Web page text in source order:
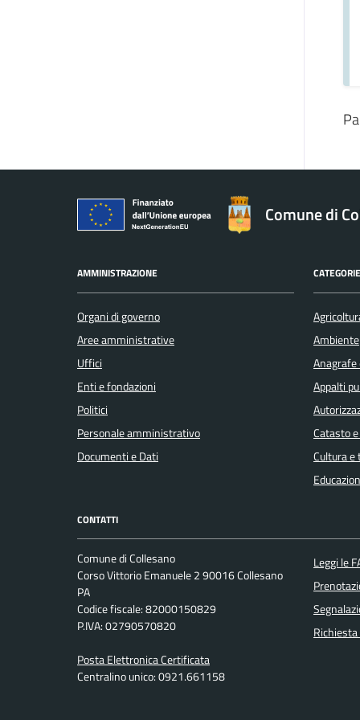
Comune di
AMMINISTRAZIONE
Organi di governo
Aree amministrative
Uffici
Enti e fondazioni
Politici
Personale amministrativo
Documenti e Dati
Ambiente
Appalti
Catasto
Cultura e
CONTATTI
Comune di Collesano
Corso Vittorio Emanuele 2 90016 Collesano
PA
Codice fiscale: 82000150829
P.IVA: 02790570820
Posta Elettronica Certificata
Centralino unico: 0921.661158
Leggi le